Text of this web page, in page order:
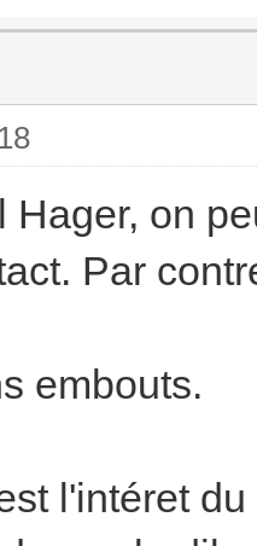
Hager, on
Par
embouts.
l'intéret